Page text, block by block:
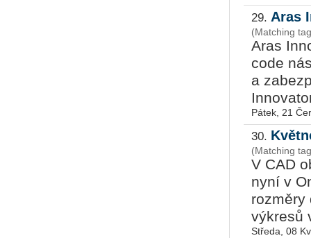
29. Aras
(Matching
Aras
code
a
Pátek, 21
30.
(Matching
V CAD
nyní v
rozměry
výkresů
Středa, 08